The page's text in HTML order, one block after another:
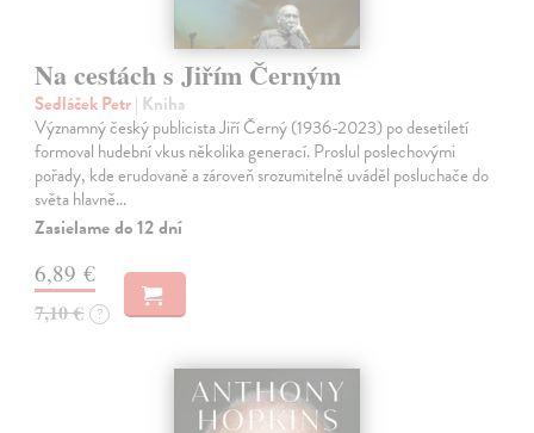
Na cestách s Jiřím Černým
Sedláček Petr| Kniha
Významný český publicista Jiří Černý (1936-2023) po desetiletí
formoval hudební vkus několika generací. Proslul poslechovými
pořady, kde erudovaně a zároveň srozumitelně uváděl posluchače do
světa hlavně…
Zasielame do 12 dní
6,89 €
7,10 € ?